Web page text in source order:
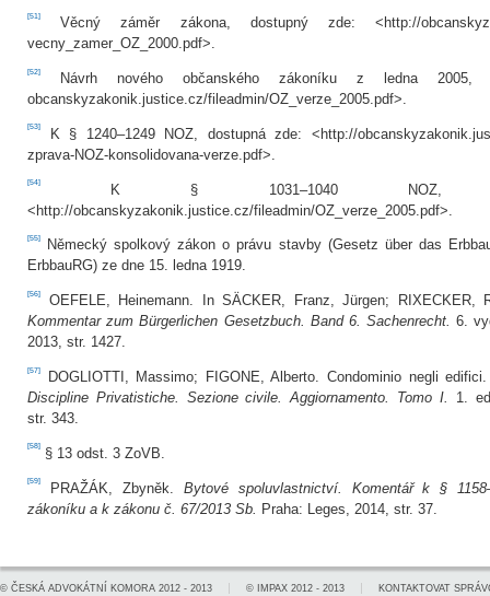
[51]
Věcný záměr zákona, dostupný zde: <http://
vecny_zamer_OZ_2000.pdf>.
[52]
Návrh nového občanského zákoníku z ledna 2005,
obcanskyzakonik.justice.cz/fileadmin/OZ_verze_2005.pdf>.
[53]
K § 1240–1249 NOZ, dostupná zde: <http://
zprava-NOZ-konsolidovana-verze.pdf>.
[54]
K § 1031–1040 NOZ,
<http://obcanskyzakonik.justice.cz/fileadmin/OZ_verze_2005.pdf>.
[55]
Německý spolkový zákon o právu stavby (Gesetz über das
ErbbauRG) ze dne 15. ledna 1919.
[56]
OEFELE, Heinemann. In SÄCKER, Franz, Jürgen;
Kommentar zum Bürgerlichen Gesetzbuch. Band 6. Sachenrecht. 6.
2013, str. 1427.
[57]
DOGLIOTTI, Massimo; FIGONE, Alberto. Condominio negli
Discipline Privatistiche. Sezione civile. Aggiornamento. Tomo I.
1.
str. 343.
[58] § 13 odst. 3 ZoVB.
[59] PRAŽÁK, Zbyněk. Bytové spoluvlastnictví. Komentář k §
zákoníku a k zákonu č. 67/2013 Sb. Praha: Leges, 2014, str. 37.
© ČESKÁ ADVOKÁTNÍ KOMORA 2012 - 2013 © IMPAX 2012 - 2013 KONTAKTOVAT